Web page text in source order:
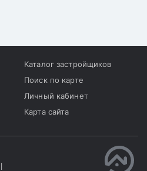
Каталог застройщиков
Поиск по карте
Личный кабинет
Карта сайта